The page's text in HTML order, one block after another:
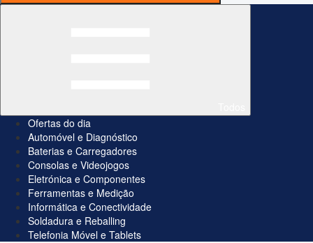
Ofertas do dia
Automóvel e Diagnóstico
Baterias e Carregadores
Consolas e Videojogos
Eletrónica e Componentes
Ferramentas e Medição
Informática e Conectividade
Soldadura e Reballing
Telefonia Móvel e Tablets